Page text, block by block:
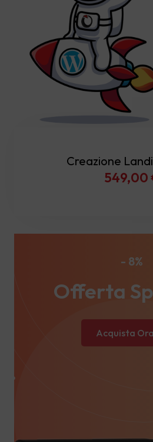
Creazione
549,00
- 8%
Offerta
Acquista Ora